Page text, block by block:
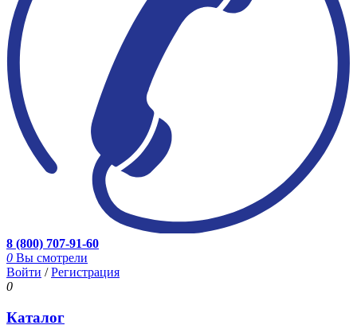
8 (800) 707-91-60
0 Вы смотрели
Войти /Регистрация
0
Каталог